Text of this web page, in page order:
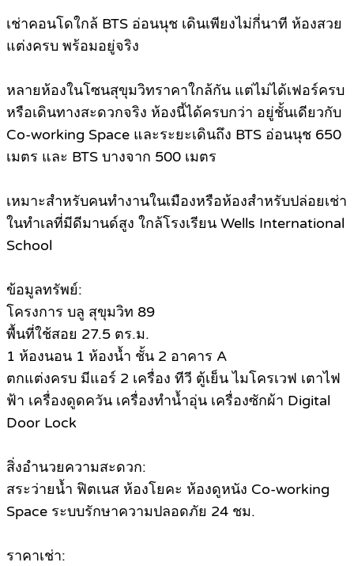
เช่าคอนโดใกล้ BTS อ่อนนุช เดินเพียงไม่กี่นาที ห้องสวย
แต่งครบ พร้อมอยู่จริง
หลายห้องในโซนสุขุมวิทราคาใกล้กัน แต่ไม่ได้เฟอร์ครบ
หรือเดินทางสะดวกจริง ห้องนี้ได้ครบกว่า อยู่ชั้นเดียวกับ
Co-working Space และระยะเดินถึง BTS อ่อนนุช 650
เมตร และ BTS บางจาก 500 เมตร
เหมาะสำหรับคนทำงานในเมืองหรือห้องสำหรับปล่อยเช่า
ในทำเลที่มีดีมานด์สูง ใกล้โรงเรียน Wells International
School
ข้อมูลทรัพย์:
โครงการ บลู สุขุมวิท 89
พื้นที่ใช้สอย 27.5 ตร.ม.
1 ห้องนอน 1 ห้องน้ำ ชั้น 2 อาคาร A
ตกแต่งครบ มีแอร์ 2 เครื่อง ทีวี ตู้เย็น ไมโครเวฟ เตาไฟ
ฟ้า เครื่องดูดควัน เครื่องทำน้ำอุ่น เครื่องซักผ้า Digital
Door Lock
สิ่งอำนวยความสะดวก:
สระว่ายน้ำ ฟิตเนส ห้องโยคะ ห้องดูหนัง Co-working
Space ระบบรักษาความปลอดภัย 24 ชม.
ราคาเช่า: